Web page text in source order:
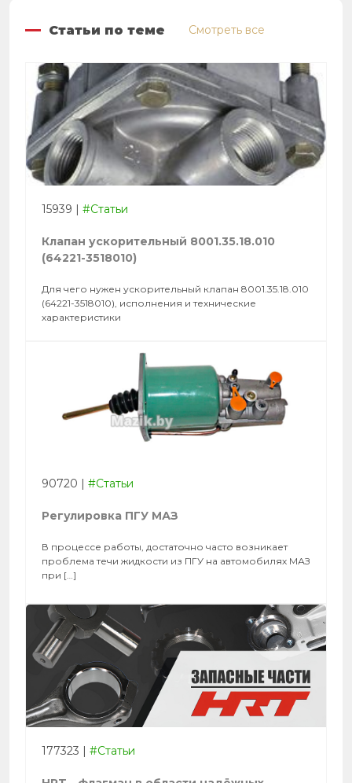
Статьи по теме Смотреть все
15939 | #Статьи
Клапан ускорительный 8001.35.18.010
(64221-3518010)
Для чего нужен ускорительный клапан 8001.35.18.010
(64221-3518010), исполнения и технические
характеристики
90720 | #Статьи
Регулировка ПГУ МАЗ
В процессе работы, достаточно часто возникает
проблема течи жидкости из ПГУ на автомобилях МАЗ
при […]
177323 | #Статьи